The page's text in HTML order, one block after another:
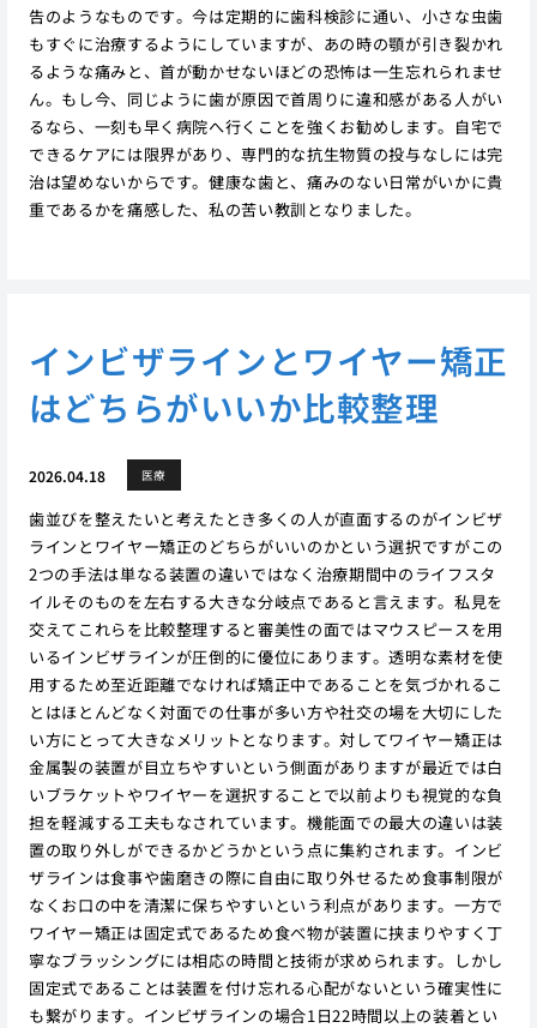
告のようなものです。今は定期的に歯科検診に通い、小さな虫歯
もすぐに治療するようにしていますが、あの時の顎が引き裂かれ
るような痛みと、首が動かせないほどの恐怖は一生忘れられませ
ん。もし今、同じように歯が原因で首周りに違和感がある人がい
るなら、一刻も早く病院へ行くことを強くお勧めします。自宅で
できるケアには限界があり、専門的な抗生物質の投与なしには完
治は望めないからです。健康な歯と、痛みのない日常がいかに貴
重であるかを痛感した、私の苦い教訓となりました。
インビザラインとワイヤー矯正
はどちらがいいか比較整理
2026.04.18 医療
歯並びを整えたいと考えたとき多くの人が直面するのがインビザ
ラインとワイヤー矯正のどちらがいいのかという選択ですがこの
2つの手法は単なる装置の違いではなく治療期間中のライフスタ
イルそのものを左右する大きな分岐点であると言えます。私見を
交えてこれらを比較整理すると審美性の面ではマウスピースを用
いるインビザラインが圧倒的に優位にあります。透明な素材を使
用するため至近距離でなければ矯正中であることを気づかれるこ
とはほとんどなく対面での仕事が多い方や社交の場を大切にした
い方にとって大きなメリットとなります。対してワイヤー矯正は
金属製の装置が目立ちやすいという側面がありますが最近では白
いブラケットやワイヤーを選択することで以前よりも視覚的な負
担を軽減する工夫もなされています。機能面での最大の違いは装
置の取り外しができるかどうかという点に集約されます。インビ
ザラインは食事や歯磨きの際に自由に取り外せるため食事制限が
なくお口の中を清潔に保ちやすいという利点があります。一方で
ワイヤー矯正は固定式であるため食べ物が装置に挟まりやすく丁
寧なブラッシングには相応の時間と技術が求められます。しかし
固定式であることは装置を付け忘れる心配がないという確実性に
も繋がります。インビザラインの場合1日22時間以上の装着とい